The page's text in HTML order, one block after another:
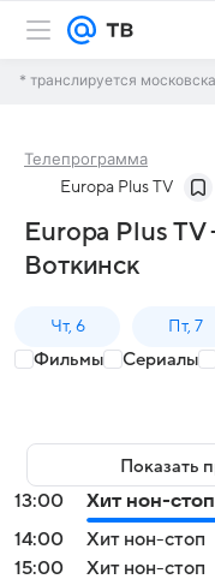
* транслируется
Телепрограмма
Europa Plus TV
Europa Plus TV
Воткинск
Чт, 6 Пт, 7
Фильмы Сериалы
Показать
13:00
Хит нон-стоп
14:00
Хит нон-стоп
15:00
Хит нон-стоп